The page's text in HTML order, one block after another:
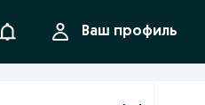
УведомленияВаш профиль